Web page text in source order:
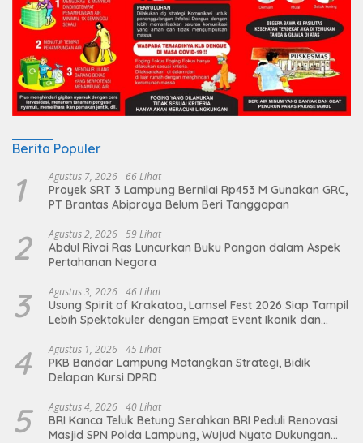
Berita Populer
1 Agustus 7, 2026 66 Lihat
Proyek SRT 3 Lampung Bernilai Rp453 M Gunakan GRC,
PT Brantas Abipraya Belum Beri Tanggapan
2 Agustus 2, 2026 59 Lihat
Abdul Rivai Ras Luncurkan Buku Pangan dalam Aspek
Pertahanan Negara
3 Agustus 3, 2026 46 Lihat
Usung Spirit of Krakatoa, Lamsel Fest 2026 Siap Tampil
Lebih Spektakuler dengan Empat Event Ikonik dan
4 Agustus 1, 2026 45 Lihat
PKB Bandar Lampung Matangkan Strategi, Bidik
Delapan Kursi DPRD
5 Agustus 4, 2026 40 Lihat
BRI Kanca Teluk Betung Serahkan BRI Peduli Renovasi
Masjid SPN Polda Lampung, Wujud Nyata Dukungan